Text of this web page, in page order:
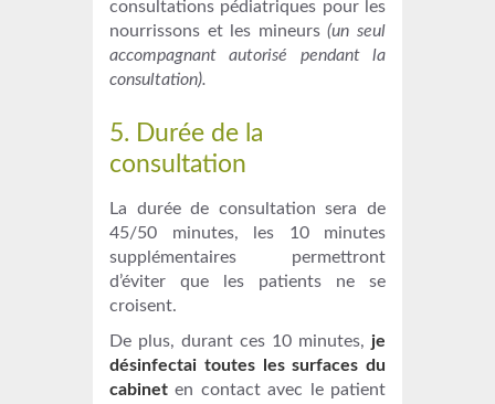
consultations pédiatriques pour les
nourrissons et les mineurs(un seul
accompagnant autorisé pendant la
consultation).
5. Durée de la
consultation
La durée de consultation sera de
45/50 minutes, les 10 minutes
supplémentaires permettront
d’éviter que les patients ne se
croisent.
De plus, durant ces 10 minutes, je
désinfectai toutes les surfaces du
cabineten contact avec le patient